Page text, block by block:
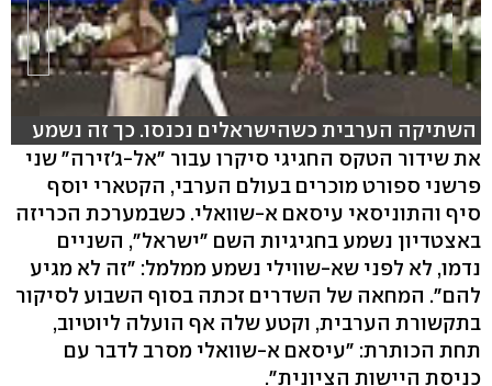
השתיקה הערבית כשהישראלים נכנסו. כך זה נשמע
את שידור הטקס החגיגי סיקרו עבור "אל-ג'זירה" שני
פרשני ספורט מוכרים בעולם הערבי, הקטארי יוסף
סיף והתוניסאי עיסאם א-שוואלי. כשבמערכת הכריזה
באצטדיון נשמע בחגיגיות השם "ישראל", השניים
נדמו, לא לפני שא-שווילי נשמע ממלמל: "זה לא מגיע
להם". המחאה של השדרים זכתה בסוף השבוע לסיקור
בתקשורת הערבית, וקטע שלה אף הועלה ליוטיוב,
תחת הכותרת: "עיסאם א-שוואלי מסרב לדבר עם
כניסת היישות הציונית".